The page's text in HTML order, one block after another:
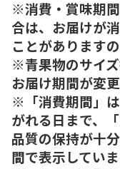
※消費・賞味期
合は、お届けが
ことがあります
※青果物のサイ
お届け期間が変
※「消費期間」
がれる日まで、
品質の保持が十
間で表示してい